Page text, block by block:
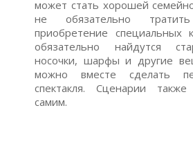
может стать хорошей
не обязательно
приобретение
обязательно найдутся
носочки, шарфы и другие
можно вместе сделать
спектакля. Сценарии
самим.